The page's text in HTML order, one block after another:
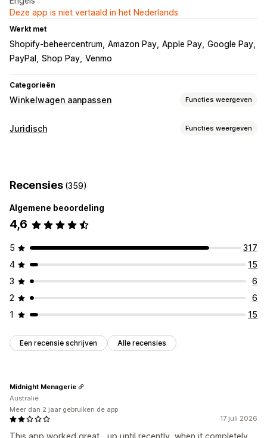
Deze app is niet vertaald in het Nederlands
Werkt met
Shopify-beheercentrum Amazon Pay Apple Pay Google Pay
PayPal
Shop Pay Venmo
Categorieën
Winkelwagen aanpassen Functies weergeven
Weergave van winkelwagen
Juridisch Functies weergeven
Selectievakjes Kleur en lettertype
Recensies (359)
Algemene beoordeling
4,6
5
317
4
15
3
6
2
6
1
15
Een recensie schrijven Alle recensies
17 juli 2026
Midnight Menagerie
Australië
Meer dan 2 jaar gebruiken de app